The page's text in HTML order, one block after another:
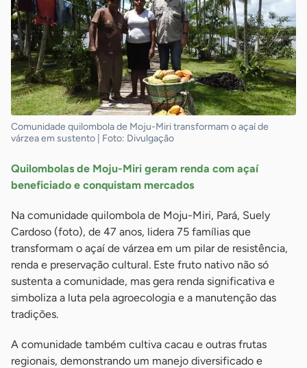
Comunidade quilombola de Moju-Miri transformam o açaí de
várzea em sustento | Foto: Divulgação
Quilombolas de Moju-Miri geram renda com açaí
beneficiado e conquistam mercados
Na comunidade quilombola de Moju-Miri, Pará, Suely
Cardoso (foto), de 47 anos, lidera 75 famílias que
transformam o açaí de várzea em um pilar de resistência,
renda e preservação cultural. Este fruto nativo não só
sustenta a comunidade, mas gera renda significativa e
simboliza a luta pela agroecologia e a manutenção das
tradições.
A comunidade também cultiva cacau e outras frutas
regionais, demonstrando um manejo diversificado e